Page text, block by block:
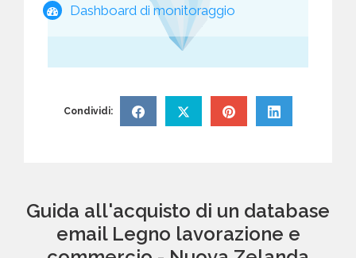
Dashboard di monitoraggio
Condividi:
Guida all'acquisto di un database
email Legno lavorazione e